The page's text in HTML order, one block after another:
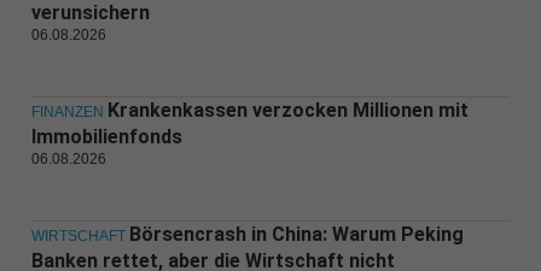
verunsichern
06.08.2026
FINANZEN Krankenkassen verzocken Millionen mit
Immobilienfonds
06.08.2026
WIRTSCHAFT Börsencrash in China: Warum Peking
Banken rettet, aber die Wirtschaft nicht